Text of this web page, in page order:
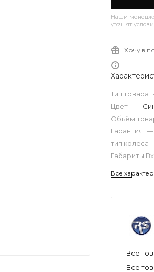
Наши
уточнят
Хочу в
Тип товара
Цвет —
Объём
Гарантия —
тип колеса
Габариты
Все
Все
Все